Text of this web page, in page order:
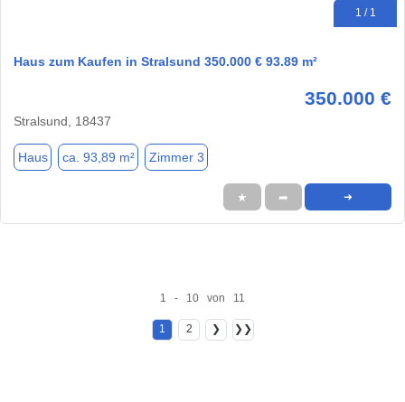
1 / 1
Haus zum Kaufen in Stralsund 350.000 € 93.89 m²
350.000 €
Stralsund, 18437
Haus ca. 93,89 m² Zimmer 3
★ ➦ ➜
1 - 10 von 11
1 2 ❯ ❯❯